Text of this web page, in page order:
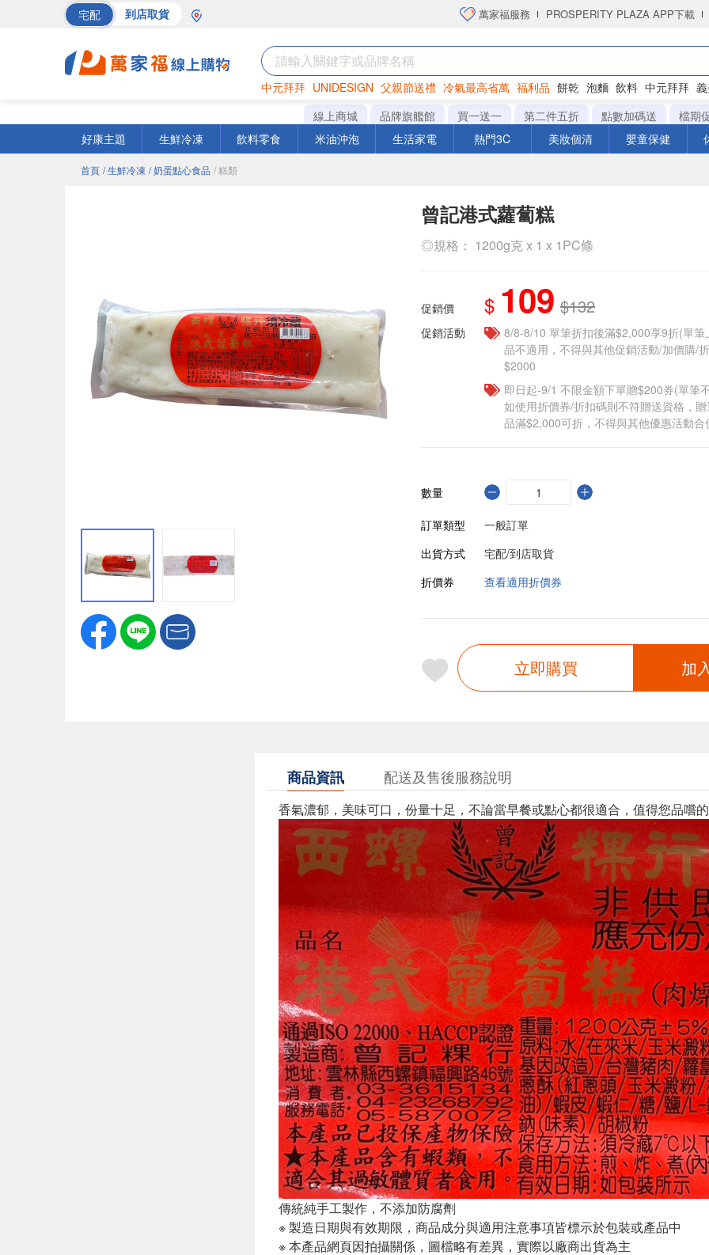
宅配 到店取貨 萬家福服務 PROSPERITY PLAZA APP下載
中元拜拜 UNIDESIGN 父親節送禮 冷氣最高省萬 福利品 餅乾 泡麵 飲料 中元拜拜
罐頭 海苔 洋芋片
線上商城 品牌旗艦館 買一送一 第二件五折 點數加碼送
檔期
好康主題
生鮮冷凍 飲料零食 米油沖泡 生活家電 熱門3C 美妝個清 嬰童保健
首頁 / 生鮮冷凍 / 奶蛋點心食品 / 糕類
曾記港式蘿蔔糕
◎規格： 1200g克 x 1 x 1PC條
促銷價 $ 109 $132
促銷活動
8/8-8/10 單筆折扣後滿$2,000享9折(單
品不適用，不得與其他促銷活動/加價購/
$2000
即日起-9/1 不限金額下單贈$200券(單筆
如使用折價券/折扣碼則不符贈送資格，
品滿$2,000可折，不得與其他優惠活動合
數量
訂單類型
一般訂單
出貨方式
宅配/到店取貨
折價券
查看適用折價券
立即購買 加
商品資訊 配送及售後服務說明
香氣濃郁，美味可口，份量十足，不論當早餐或點心都很適合，值得您品嚐
傳統純手工製作，不添加防腐劑
※ 製造日期與有效期限，商品成分與適用注意事項皆標示於包裝或產品中
※ 本產品網頁因拍攝關係，圖檔略有差異，實際以廠商出貨為主